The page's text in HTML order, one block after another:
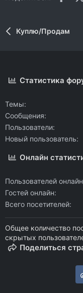
Куплю/Продам
Статистика
Темы
Сообщения
Пользователи
Новый пользователь
Онлайн
Пользователей онлайн
Гостей онлайн
Всего посетителей
Общее количество
скрытых
Поделиться